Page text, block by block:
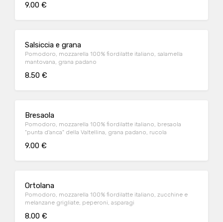
9.00 €
Salsiccia e grana
Pomodoro, mozzarella 100% fiordilatte italiano, salamella
mantovana, grana padano
8.50 €
Bresaola
Pomodoro, mozzarella 100% fiordilatte italiano, bresaola
"punta d'anca" della Valtellina, grana padano, rucola
9.00 €
Ortolana
Pomodoro, mozzarella 100% fiordilatte italiano, zucchine e
melanzane grigliate, peperoni, asparagi
8.00 €